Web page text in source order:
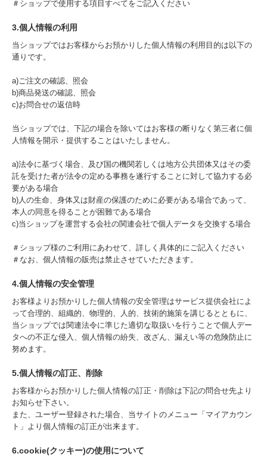
＃ショップで使用する項目すべてをご記入ください
3.個人情報の利用
当ショップではお客様からお預かりした個人情報の利用目的は以下の
通りです。
a)ご注文の確認、照会
b)商品発送の確認、照会
c)お問合せの返信時
当ショップでは、下記の場合を除いてはお客様の断りなく第三者に個
人情報を開示・提供することはいたしません。
a)法令に基づく場合、及び国の機関若しくは地方公共団体又はその委
託を受けた者が法令の定める事務を遂行することに対して協力する必
要がある場合
b)人の生命、身体又は財産の保護のために必要がある場合であって、
本人の同意を得ることが困難である場合
c)当ショップを運営する会社の関連会社で個人データを交換する場合
＃ショップ様のご利用にあわせて、詳しく具体的にご記入ください
＃なお、個人情報の販売は禁止させていただきます。
4.個人情報の安全管理
お客様よりお預かりした個人情報の安全管理はサービス提供会社によ
って合理的、組織的、物理的、人的、技術的施策を講じるとともに、
当ショップでは関連法令に準じた適切な取扱いを行うことで個人デー
タへの不正な侵入、個人情報の紛失、改ざん、漏えい等の危険防止に
努めます。
5.個人情報の訂正、削除
お客様からお預かりした個人情報の訂正・削除は下記の問合せ先より
お知らせ下さい。
また、ユーザー登録された場合、当サイトのメニュー「マイアカウン
ト」より個人情報の訂正が出来ます。
6.cookie(クッキー)の使用について